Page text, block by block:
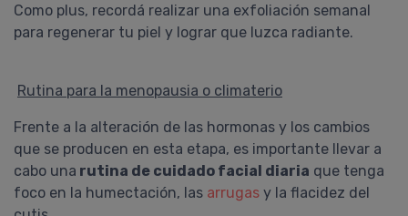
Como plus, recordá realizar una exfoliación semanal
para regenerar tu piel y lograr que luzca radiante.
Rutina para la menopausia o climaterio
Frente a la alteración de las hormonas y los cambios
que se producen en esta etapa, es importante llevar a
cabo una rutina de cuidado facial diaria que tenga
foco en la humectación, las arrugas y la flacidez del